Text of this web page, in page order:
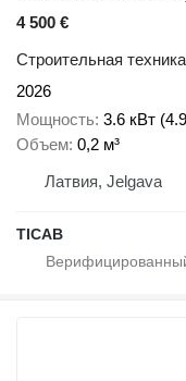
4 500 €
Строительная
2026
Мощность 3.6 кВт
Объем 0,2 м³
Латвия, Jelgava
ТІСАВ